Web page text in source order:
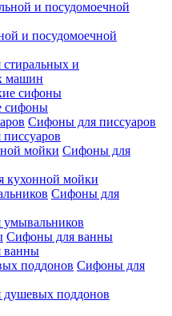
и посудомоечной
и
машин
сифоны
сифоны
Сифоны для писсуаров
Сифоны для
кухонной мойки
Сифоны для
Сифоны для ванны
ванны
Сифоны для
поддонов